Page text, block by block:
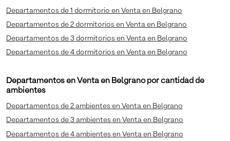
Departamentos de 1 dormitorio en Venta en Belgrano
Departamentos de 2 dormitorios en Venta en Belgrano
Departamentos de 3 dormitorios en Venta en Belgrano
Departamentos de 4 dormitorios en Venta en Belgrano
Departamentos en Venta en Belgrano por cantidad de
ambientes
Departamentos de 2 ambientes en Venta en Belgrano
Departamentos de 3 ambientes en Venta en Belgrano
Departamentos de 4 ambientes en Venta en Belgrano